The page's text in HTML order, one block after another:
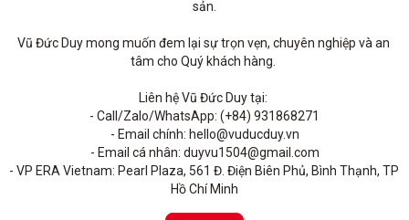
sản.
Vũ Đức Duy mong muốn đem lại sự trọn vẹn, chuyên nghiệp và an
tâm cho Quý khách hàng.
Liên hệ Vũ Đức Duy tại:
- Call/Zalo/WhatsApp: (+84) 931868271
- Email chính: hello@vuducduy.vn
- Email cá nhân: duyvu1504@gmail.com
- VP ERA Vietnam: Pearl Plaza, 561 Đ. Điện Biên Phủ, Bình Thạnh, TP
Hồ Chí Minh